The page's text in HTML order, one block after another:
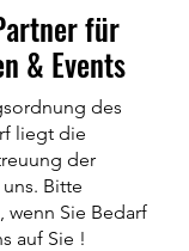
für
& Events
des
liegt die
der
Bitte
wenn Sie Bedarf
auf Sie !